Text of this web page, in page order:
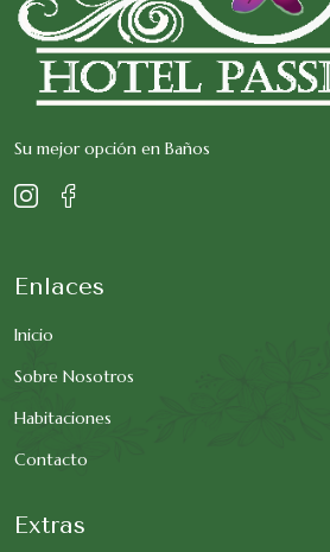
Su mejor opción en Baños
Enlaces
Inicio
Sobre Nosotros
Habitaciones
Contacto
Extras